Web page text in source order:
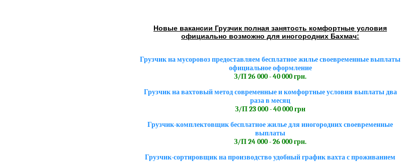
Новые вакансии Грузчик полная занятость комфортные условия
официально возможно для иногородних Бахмач:
Грузчик на мусоровоз предоставляем бесплатное жилье своевременные выплаты
официальное оформление
З/П 26 000 - 40 000 грн.
Грузчик на вахтовый метод современные и комфортные условия выплаты два
раза в месяц
З/П 23 000 - 40 000 грн
Грузчик-комплектовщик бесплатное жилье для иногородних своевременные
выплаты
З/П 24 000 - 26 000 грн.
Грузчик-сортировщик на производство удобный график вахта с проживанием